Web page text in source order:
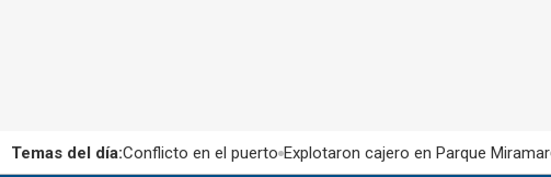
Temas del día:Conflicto en el puerto Explotaron cajero en Parque Miramar